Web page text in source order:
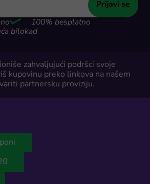
Prijavi se
100% besplatno
bilokad
zahvaljujući podršci svoje
kupovinu preko linkova na našem
partnersku proviziju.